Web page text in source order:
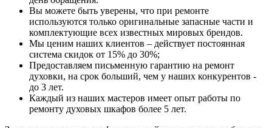
Вы можете быть уверены, что при ремонте
используются только оригинальные запасные части и
комплектующие всех известных мировых брендов.
Мы ценим наших клиентов – действует постоянная
система скидок от 15% до 30%;
Предоставляем письменную гарантию на ремонт
духовки, на срок больший, чем у наших конкурентов -
до 3 лет.
Каждый из наших мастеров имеет опыт работы по
ремонту духовых шкафов более 5 лет.